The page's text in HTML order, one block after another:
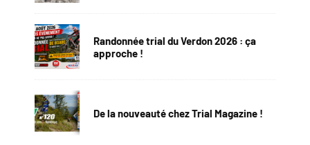
Randonnée trial du Verdon 2026 : ça
approche !
De la nouveauté chez Trial Magazine !